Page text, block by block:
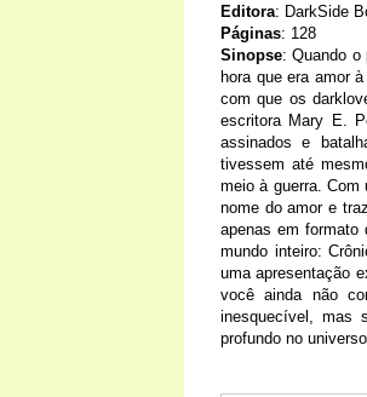
Editora: DarkSide
Páginas: 128
Sinopse: Quando o
hora que era amor
com que os
escritora Mary E.
assinados e
tivessem até
meio à guerra. Com
nome do amor e
apenas em formato
mundo inteiro:
uma apresentação
você ainda não
inesquecível, mas
profundo no